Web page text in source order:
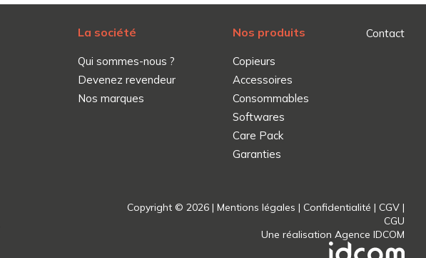
La société
Qui sommes-nous ?
Devenez revendeur
Nos marques
Nos produits
Copieurs
Accessoires
Consommables
Softwares
Care Pack
Garanties
Contact
Copyright © 2026 | Mentions légales | Confidentialité | CGV |
CGU
Une réalisation Agence IDCOM